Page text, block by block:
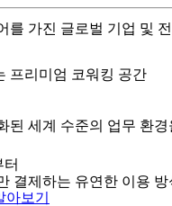
를 가진 글로벌 기업 및
프리미엄 코워킹 공간
된 세계 수준의 업무 환경
결제하는 유연한 이용 방
터
보기